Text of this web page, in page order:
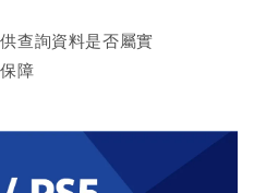
查詢資料是否屬實
障